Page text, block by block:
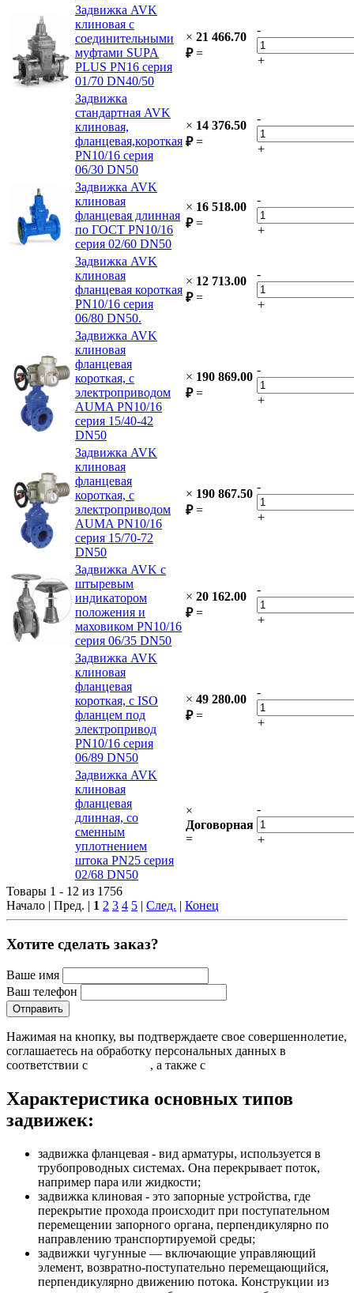
Задвижка AVK
клиновая с
соединительными
муфтами SUPA
PLUS PN16 серия
01/70 DN40/50
× 21 466.70
₽ =
-
+
Задвижка
стандартная AVK
клиновая,
фланцевая,короткая
PN10/16 cерия
06/30 DN50
× 14 376.50
₽ =
-
+
Задвижка AVK
клиновая
фланцевая длинная
по ГОСТ PN10/16
серия 02/60 DN50
× 16 518.00
₽ =
-
+
Задвижка AVK
клиновая
фланцевая короткая
PN10/16 серия
06/80 DN50.
× 12 713.00
₽ =
-
+
Задвижка AVK
клиновая
фланцевая
короткая, с
электроприводом
AUMA PN10/16
серия 15/40-42
DN50
× 190 869.00
₽ =
-
+
Задвижка AVK
клиновая
фланцевая
короткая, с
электроприводом
AUMA PN10/16
серия 15/70-72
DN50
× 190 867.50
₽ =
-
+
Задвижка AVK с
штыревым
индикатором
положения и
маховиком PN10/16
серия 06/35 DN50
× 20 162.00
₽ =
-
+
Задвижка AVK
клиновая
фланцевая
короткая, с ISO
фланцем под
электропривод
PN10/16 серия
06/89 DN50
× 49 280.00
₽ =
-
+
Задвижка AVK
клиновая
фланцевая
длинная, со
сменным
уплотнением
штока PN25 серия
02/68 DN50
×
Договорная
=
-
+
Товары 1 - 12 из 1756
Начало | Пред. | 1 2 3 4 5 | След. | Конец
Хотите сделать заказ?
Ваше имя
Ваш телефон
Нажимая на кнопку, вы подтверждаете свое совершеннолетие,
соглашаетесь на обработку персональных данных в
соответствии с
, а также с
Характеристика основных типов
задвижек:
задвижка фланцевая - вид арматуры, используется в
трубопроводных системах. Она перекрывает поток,
например пара или жидкости;
задвижка клиновая - это запорные устройства, где
перекрытие прохода происходит при поступательном
перемещении запорного органа, перпендикулярно по
направлению транспортируемой среды;
задвижки чугунные — включающие управляющий
элемент, возвратно-поступательно перемещающийся,
перпендикулярно движению потока. Конструкции из